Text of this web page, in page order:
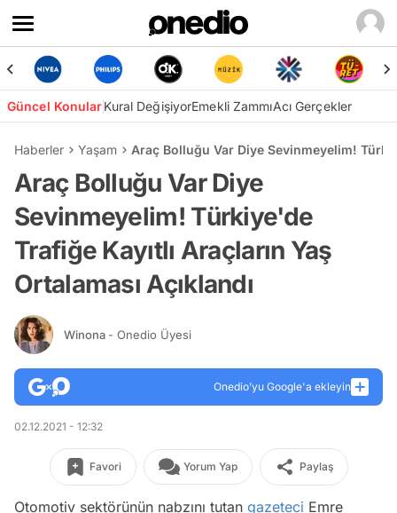
Güncel KonularKural DeğişiyorEmekli ZammıAcı Gerçekler
Haberler Yaşam Araç Bolluğu Var Diye Sevinmeyelim!
Araç Bolluğu Var Diye
Sevinmeyelim! Türkiye'de
Trafiğe Kayıtlı Araçların Yaş
Ortalaması Açıklandı
Winona - Onedio Üyesi
Onedio’yu Google'a ekleyin
02.12.2021 - 12:32
Favori Yorum Yap Paylaş
Otomotiv sektörünün nabzını tutan gazeteci Emre